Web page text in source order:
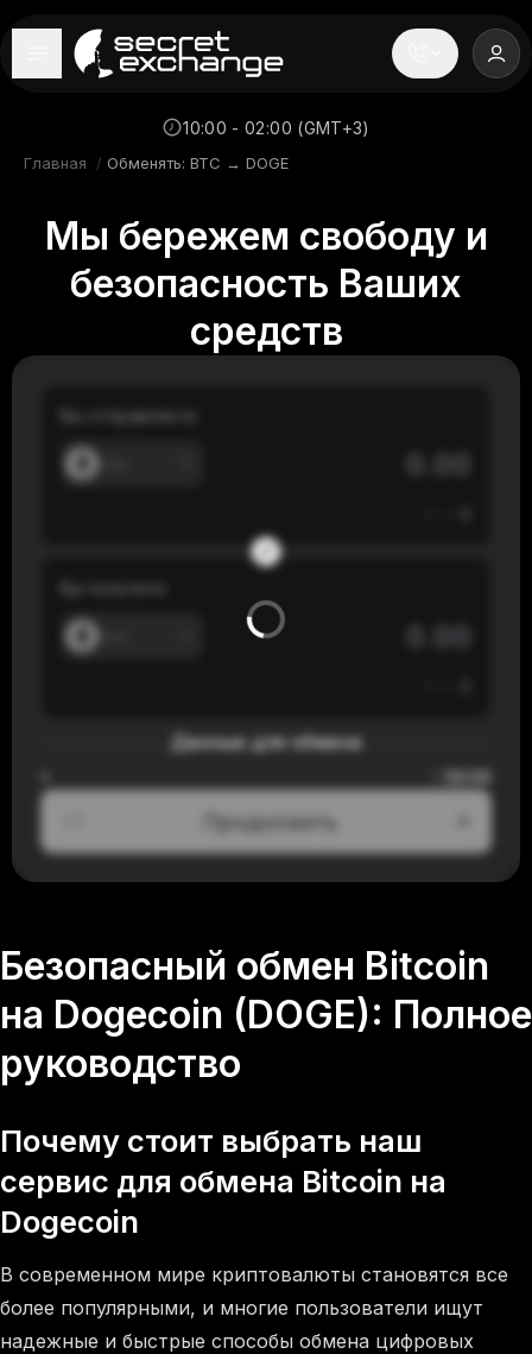
----
Новости
Репутация
Поддержка
10:00 - 02:00 (GMT+3)
Главная / Обменять: BTC → DOGE
Мы бережем свободу и
безопасность Ваших
средств
Вы отправляете
Данные для обмена
Продолжить
Безопасный обмен Bitcoin
на Dogecoin (DOGE): Полное
руководство
Почему стоит выбрать наш
сервис для обмена Bitcoin на
Dogecoin
В современном мире криптовалюты становятся все
более популярными, и многие пользователи ищут
надежные и быстрые способы обмена цифровых